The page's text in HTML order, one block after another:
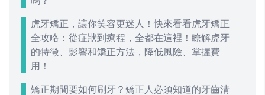
虎牙矯正，讓你笑容更迷人！快來看看虎牙矯正
全攻略：從症狀到療程，全都在這裡！瞭解虎牙
的特徵、影響和矯正方法，降低風險、掌握費
用！
矯正期間要如何刷牙？矯正人必須知道的牙齒清